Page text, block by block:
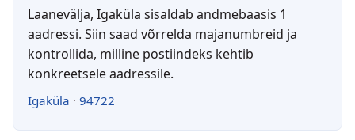
Laanevälja, Igaküla sisaldab andmebaasis 1
aadressi. Siin saad võrrelda majanumbreid ja
kontrollida, milline postiindeks kehtib
konkreetsele aadressile.
Igaküla · 94722